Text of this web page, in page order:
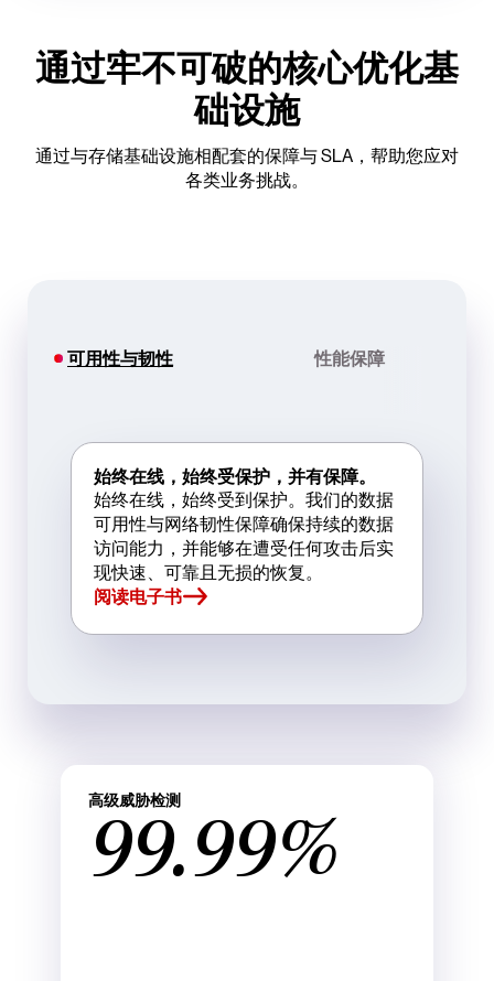
通过牢不可破的核心优化基
础设施
通过与存储基础设施相配套的保障与 SLA，帮助您应对
各类业务挑战。
可用性与韧性 性能保障
始终在线，始终受保护，并有保障。
始终在线，始终受到保护。我们的数据
可用性与网络韧性保障确保持续的数据
访问能力，并能够在遭受任何攻击后实
现快速、可靠且无损的恢复。
阅读电子书
高级威胁检测
99.99%